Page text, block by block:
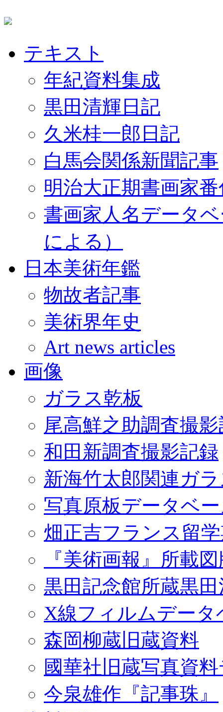
テキスト
年紀資料集成
黒田清輝日記
久米桂一郎日記
白馬会関係新聞記事
明治大正期書画家
書画家人名データ
による）
日本美術年鑑
物故者記事
美術界年史
Art news articles
画像
ガラス乾板
尾高鮮之助調査撮
和田新調査撮影記録
新海竹太郎関連ガ
写真原板データベ
畑正吉フランス留
『美術画報』所載
黒田記念館所蔵黒
X線フィルムデータ
森岡柳蔵旧蔵資料
國華社旧蔵写真資
今泉雄作『記事珠』